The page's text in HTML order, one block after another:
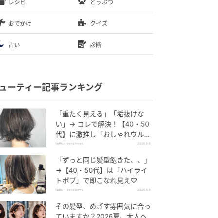
レシピ どうぶつ
おでかけ クイズ
占い 診断
ーティー記事ランキング
「重たく見える」「垢抜けな
い」→ コレで解決！【40・50
代】に激推し「おしゃれウル
フ」
fashion trend news 2026.8.6
「ずっと同じ髪型飽きた、、」
→【40・50代】は「ハイライ
トボブ」で即こなれ見え♡
fashion trend news 2026.8.6
その髪型、めざす雰囲気に合っ
ていますか？2026夏、大人ヘ